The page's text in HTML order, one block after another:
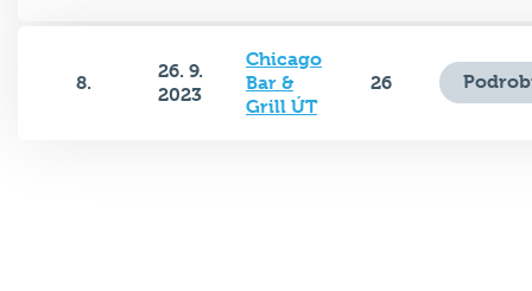
8.
26. 9.
2023
Chicago
Bar &
Grill ÚT
26